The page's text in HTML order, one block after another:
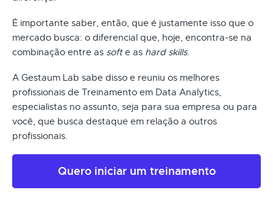
É importante saber, então, que é justamente isso que o
mercado busca: o diferencial que, hoje, encontra-se na
combinação entre as softe as hard skills.
A Gestaum Lab sabe disso e reuniu os melhores
profissionais de Treinamento em Data Analytics,
especialistas no assunto, seja para sua empresa ou para
você, que busca destaque em relação a outros
profissionais.
Quero iniciar um treinamento